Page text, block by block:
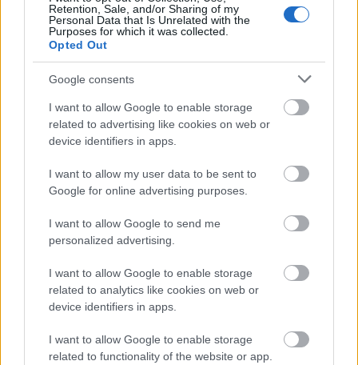
Retention, Sale, and/or Sharing of my
Personal Data that Is Unrelated with the
Purposes for which it was collected.
Opted Out
Google consents
I want to allow Google to enable storage
related to advertising like cookies on web or
device identifiers in apps.
I want to allow my user data to be sent to
Google for online advertising purposes.
I want to allow Google to send me
personalized advertising.
I want to allow Google to enable storage
related to analytics like cookies on web or
device identifiers in apps.
I want to allow Google to enable storage
related to functionality of the website or app.
Siemkowicétől Columbusig
Black Lotus•2011. május 31.
Az utóbbi bő húsz évben volt alkalmunk
hozzászokni, hogy a Bohócligában nemcsak a
magyar játékosok, hanem a légiósok körében is
akkora nagyságrendű a népvándorlás, mint a
fiatalabb generációknál a Sziget Fesztivál idején.
Többségüknek még az a megdicsőülés sem jut…